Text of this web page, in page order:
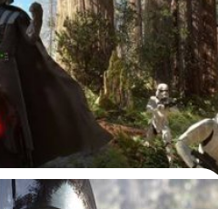
Star Wars Battlefront บนเครื่อง
ago